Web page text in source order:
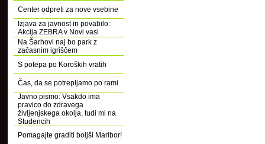
Center odpreti za nove vsebine
Izjava za javnost in povabilo:
Akcija ZEBRA v Novi vasi
Na Šarhovi naj bo park z
začasnim igriščem
S potepa po Koroških vratih
Čas, da se potrepljamo po rami
Javno pismo: Vsakdo ima
pravico do zdravega
življenjskega okolja, tudi mi na
Studencih
Pomagajte graditi boljši Maribor!